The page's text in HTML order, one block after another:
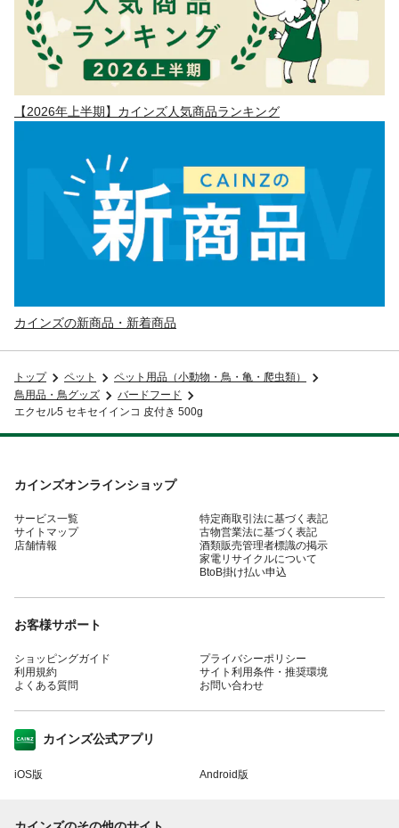
【2026年上半期】カインズ人気商品ランキング
カインズの新商品・新着商品
トップ ペット
ペット用品（小動物・鳥・亀・爬虫類）
鳥用品・鳥グッズ
バードフード
エクセル5 セキセイインコ 皮付き 500g
カインズオンラインショップ
サービス一覧
サイトマップ
店舗情報
特定商取引法に基づく表記
古物営業法に基づく表記
酒類販売管理者標識の掲示
家電リサイクルについて
BtoB掛け払い申込
お客様サポート
ショッピングガイド
利用規約
よくある質問
プライバシーポリシー
サイト利用条件・推奨環境
お問い合わせ
カインズ公式アプリ
iOS版 Android版